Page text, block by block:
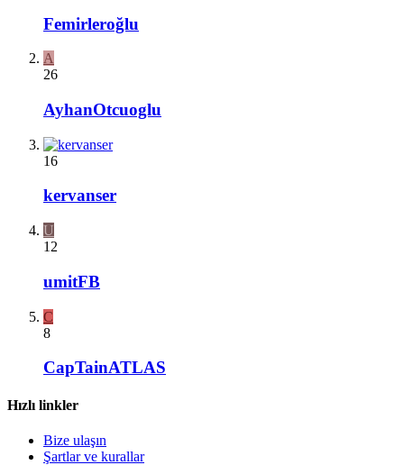
Femirleroğlu
A
26
AyhanOtcuoglu
16
kervanser
U
12
umitFB
C
8
CapTainATLAS
Hızlı linkler
Bize ulaşın
Şartlar ve kurallar